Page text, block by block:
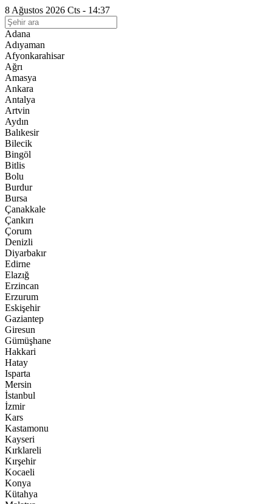
8 Ağustos 2026 Cts - 14:37
Adana
Adıyaman
Afyonkarahisar
Ağrı
Amasya
Ankara
Antalya
Artvin
Aydın
Balıkesir
Bilecik
Bingöl
Bitlis
Bolu
Burdur
Bursa
Çanakkale
Çankırı
Çorum
Denizli
Diyarbakır
Edirne
Elazığ
Erzincan
Erzurum
Eskişehir
Gaziantep
Giresun
Gümüşhane
Hakkari
Hatay
Isparta
Mersin
İstanbul
İzmir
Kars
Kastamonu
Kayseri
Kırklareli
Kırşehir
Kocaeli
Konya
Kütahya